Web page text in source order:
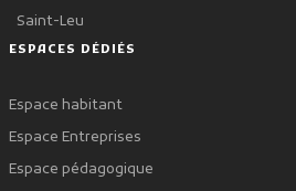
Saint-Leu
ESPACES DÉDIÉS
Espace habitant
Espace Entreprises
Espace pédagogique